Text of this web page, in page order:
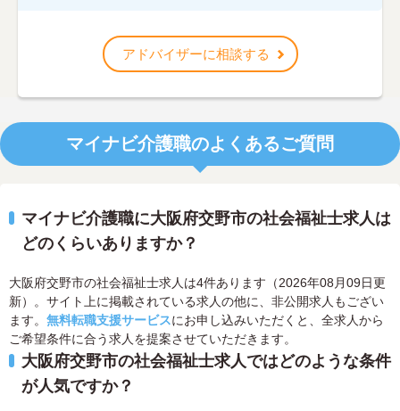
アドバイザーに相談する
マイナビ介護職のよくあるご質問
マイナビ介護職に大阪府交野市の社会福祉士求人は
どのくらいありますか？
大阪府交野市の社会福祉士求人は4件あります（2026年08月09日更
新）。サイト上に掲載されている求人の他に、非公開求人もござい
ます。 無料転職支援サービスにお申し込みいただくと、全求人から
ご希望条件に合う求人を提案させていただきます。
大阪府交野市の社会福祉士求人ではどのような条件
が人気ですか？